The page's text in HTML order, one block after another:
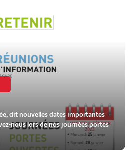
dit nouvelles dates importantes
nous lors de nos journées portes